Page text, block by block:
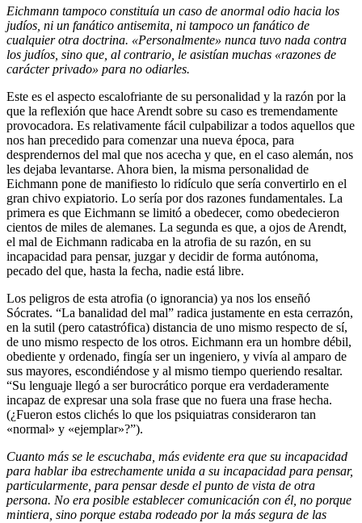
Eichmann tampoco constituía un caso de anormal odio hacia los
judíos, ni un fanático antisemita, ni tampoco un fanático de
cualquier otra doctrina. «Personalmente» nunca tuvo nada contra
los judíos, sino que, al contrario, le asistían muchas «razones de
carácter privado» para no odiarles.
Este es el aspecto escalofriante de su personalidad y la razón por la
que la reflexión que hace Arendt sobre su caso es tremendamente
provocadora. Es relativamente fácil culpabilizar a todos aquellos que
nos han precedido para comenzar una nueva época, para
desprendernos del mal que nos acecha y que, en el caso alemán, nos
les dejaba levantarse. Ahora bien, la misma personalidad de
Eichmann pone de manifiesto lo ridículo que sería convertirlo en el
gran chivo expiatorio. Lo sería por dos razones fundamentales. La
primera es que Eichmann se limitó a obedecer, como obedecieron
cientos de miles de alemanes. La segunda es que, a ojos de Arendt,
el mal de Eichmann radicaba en la atrofia de su razón, en su
incapacidad para pensar, juzgar y decidir de forma autónoma,
pecado del que, hasta la fecha, nadie está libre.
Los peligros de esta atrofia (o ignorancia) ya nos los enseñó
Sócrates. “La banalidad del mal” radica justamente en esta cerrazón,
en la sutil (pero catastrófica) distancia de uno mismo respecto de sí,
de uno mismo respecto de los otros. Eichmann era un hombre débil,
obediente y ordenado, fingía ser un ingeniero, y vivía al amparo de
sus mayores, escondiéndose y al mismo tiempo queriendo resaltar.
“Su lenguaje llegó a ser burocrático porque era verdaderamente
incapaz de expresar una sola frase que no fuera una frase hecha.
(¿Fueron estos clichés lo que los psiquiatras consideraron tan
«normal» y «ejemplar»?”).
Cuanto más se le escuchaba, más evidente era que su incapacidad
para hablar iba estrechamente unida a su incapacidad para pensar,
particularmente, para pensar desde el punto de vista de otra
persona. No era posible establecer comunicación con él, no porque
mintiera, sino porque estaba rodeado por la más segura de las